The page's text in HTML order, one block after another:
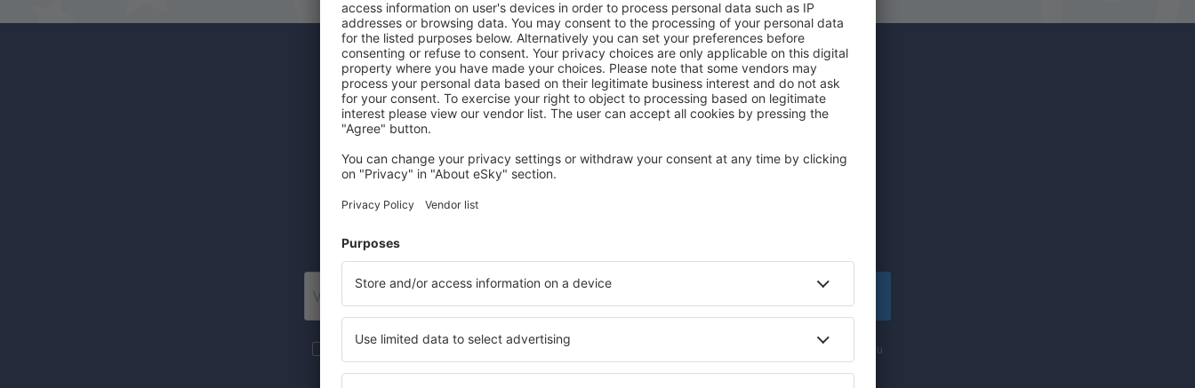
Odběratelé newsletteru cestují více za
Levné lety, dovolené, eurovíkendy - získejte informace o jedinečných
akčních letenkách dříve než kdokoli jiný.
Více cestování za skvělé ceny v newsletteru.
Souhlasím s odběrem marketingových informací (formou
newsletteru) od eSky.pl S.A. na mnou poskytnutou e-mailovou adresu.